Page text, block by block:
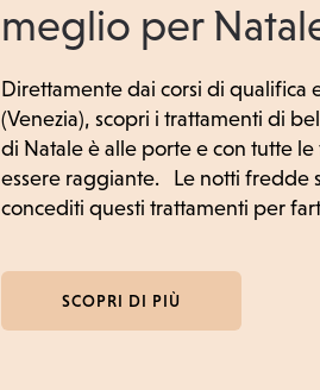
meglio per
Direttamente dai corsi di qualifica
(Venezia), scopri i trattamenti di
di Natale è alle porte e con tutte
essere raggiante. Le notti fredde
concediti questi trattamenti per
SCOPRI DI PIÙ